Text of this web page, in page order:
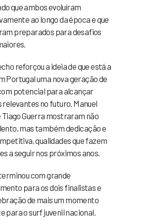
que ambos evoluíram
ao longo da época e que
preparados para desafios
reforçou a ideia de que está a
Portugal uma nova geração de
potencial para alcançar
relevantes no futuro. Manuel
Tiago Guerra mostraram não
mas também dedicação e
qualidades que fazem
a seguir nos próximos anos.
com grande
para os dois finalistas e
de mais um momento
para o surf juvenil nacional.